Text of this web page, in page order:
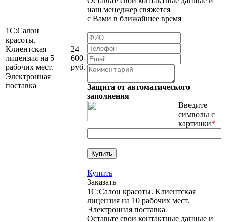
1С:Салон
красоты.
Клиентская
лицензия на 5
рабочих мест.
Электронная
поставка
24
600
руб.
наш менеджер свяжется
с Вами в ближайшее время
Защита от автоматического
заполнения
Введите
символы с
картинки*
Купить
Заказать
1С:Салон красоты. Клиентская
лицензия на 10 рабочих мест.
Электронная поставка
Оставьте свои контактные данные и